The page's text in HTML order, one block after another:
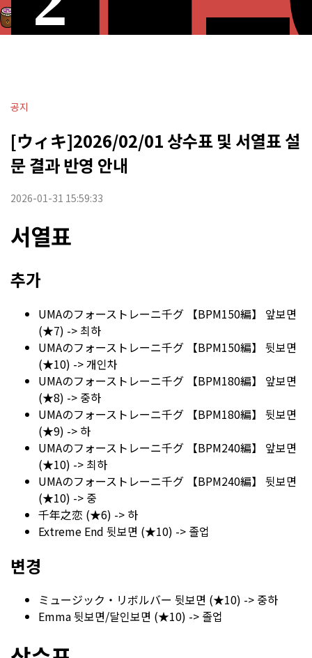
공지
[ウィキ]2026/02/01 상수표 및 서열표 설
문 결과 반영 안내
2026-01-31 15:59:33
서열표
추가
UMAのフォーストレーニ千グ 【BPM150編】 앞보면
(★7) -> 최하
UMAのフォーストレーニ千グ 【BPM150編】 뒷보면
(★10) -> 개인차
UMAのフォーストレーニ千グ 【BPM180編】 앞보면
(★8) -> 중하
UMAのフォーストレーニ千グ 【BPM180編】 뒷보면
(★9) -> 하
UMAのフォーストレーニ千グ 【BPM240編】 앞보면
(★10) -> 최하
UMAのフォーストレーニ千グ 【BPM240編】 뒷보면
(★10) -> 중
千年之恋 (★6) -> 하
Extreme End 뒷보면 (★10) -> 졸업
변경
ミュージック・リボルバー 뒷보면 (★10) -> 중하
Emma 뒷보면/달인보면 (★10) -> 졸업